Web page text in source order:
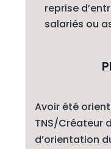
reprise
salariés ou
Avoir été
TNS/Créateur
d’orientation